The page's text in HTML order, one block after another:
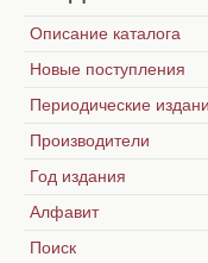
Описание каталога
Новые поступления
Периодические
Производители
Год издания
Алфавит
Поиск